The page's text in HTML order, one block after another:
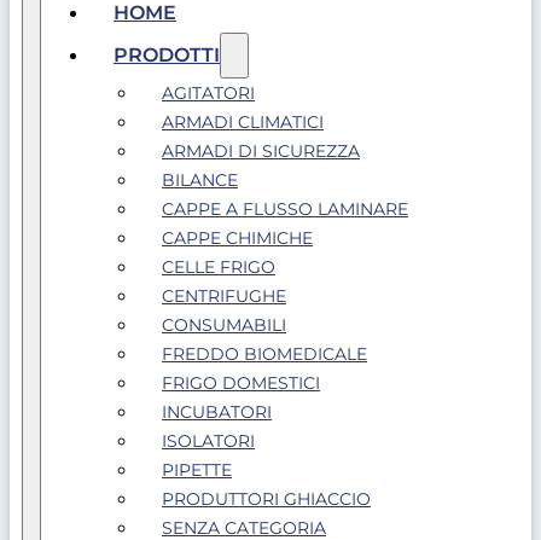
HOME
PRODOTTI
AGITATORI
ARMADI CLIMATICI
ARMADI DI SICUREZZA
BILANCE
CAPPE A FLUSSO LAMINARE
CAPPE CHIMICHE
CELLE FRIGO
CENTRIFUGHE
CONSUMABILI
FREDDO BIOMEDICALE
FRIGO DOMESTICI
INCUBATORI
ISOLATORI
PIPETTE
PRODUTTORI GHIACCIO
SENZA CATEGORIA